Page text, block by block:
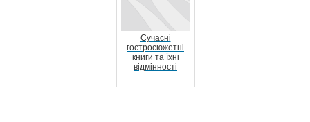
Сучасні
гостросюжетні
книги та їхні
відмінності